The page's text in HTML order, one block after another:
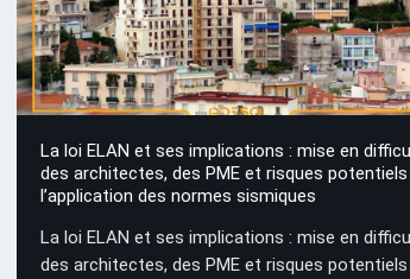
La loi ELAN et ses implications : mise en
des architectes, des PME et risques
l’application des normes sismiques
La loi ELAN et ses implications : mise en
des architectes, des PME et risques